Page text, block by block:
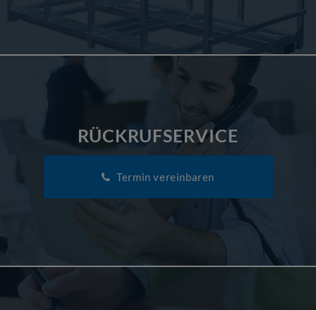
RÜCKRUFSERVICE
Termin vereinbaren